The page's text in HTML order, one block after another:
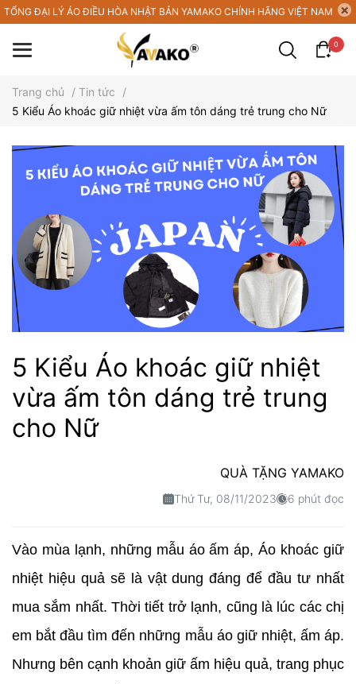
TỔNG ĐẠI LÝ ÁO ĐIỀU HÒA NHẬT BẢN YAMAKO CHÍNH HÃNG VIỆT NAM
0
Trang chủ / Tin tức
/
5 Kiểu Áo khoác giữ nhiệt vừa ấm tôn dáng trẻ trung cho Nữ
5 Kiểu Áo khoác giữ nhiệt
vừa ấm tôn dáng trẻ trung
cho Nữ
QUÀ TẶNG YAMAKO
Thứ Tư, 08/11/2023 6 phút đọc
Vào mùa lạnh, những mẫu áo ấm áp, Áo khoác giữ
nhiệt hiệu quả sẽ là vật dung đáng để đầu tư nhất
mua sắm nhất. Thời tiết trở lạnh, cũng là lúc các chị
em bắt đầu tìm đến những mẫu áo giữ nhiệt, ấm áp.
Nhưng bên cạnh khoản giữ ấm hiệu quả, trang phục